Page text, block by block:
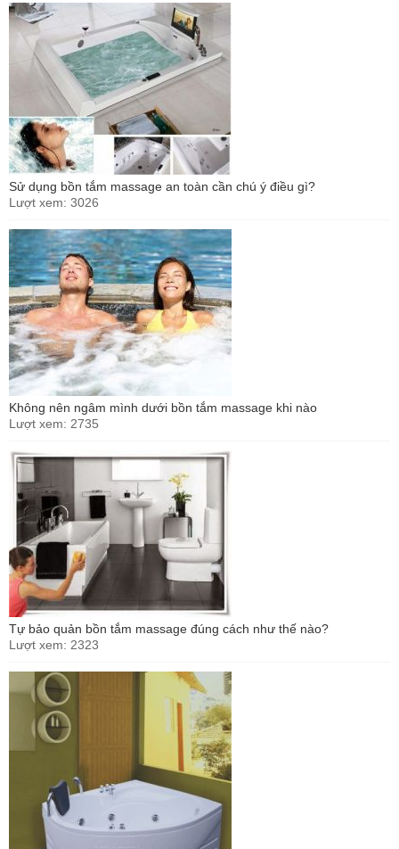
Sử dụng bồn tắm massage an toàn cần chú ý điều gì?
Lượt xem: 3026
Không nên ngâm mình dưới bồn tắm massage khi nào
Lượt xem: 2735
Tự bảo quản bồn tắm massage đúng cách như thế nào?
Lượt xem: 2323